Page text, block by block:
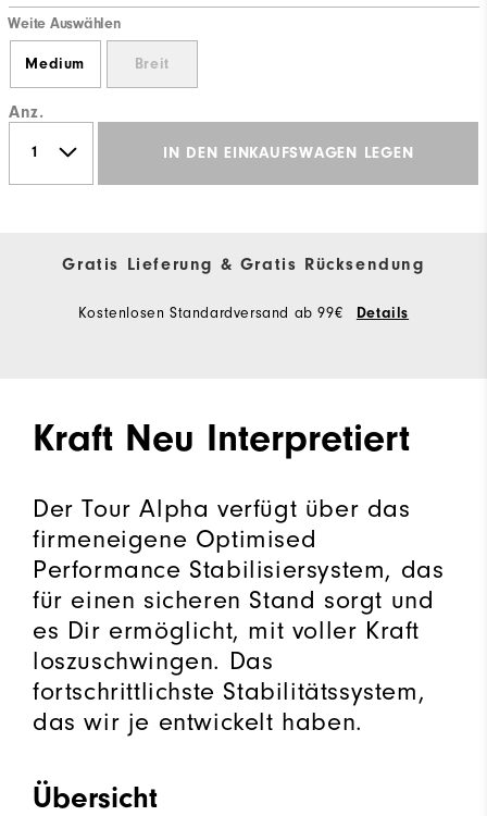
Weite Auswählen
Medium Breit
Anz.
IN DEN EINKAUFSWAGEN LEGEN
Gratis Lieferung & Gratis Rücksendung
Kostenlosen Standardversand ab 99€ Details
Kraft Neu Interpretiert
Der Tour Alpha verfügt über das
firmeneigene Optimised
Performance Stabilisiersystem, das
für einen sicheren Stand sorgt und
es Dir ermöglicht, mit voller Kraft
loszuschwingen. Das
fortschrittlichste Stabilitätssystem,
das wir je entwickelt haben.
Übersicht